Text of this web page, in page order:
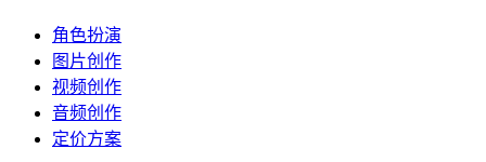
角色扮演
图片创作
视频创作
音频创作
定价方案